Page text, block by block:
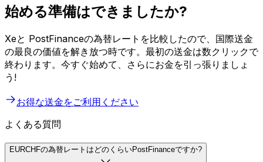
始める準備はできましたか?
Xeと PostFinanceの為替レートを比較したので、国際送金
の最良の価値を解き放つ時です。最初の送金は数クリックで
終わります。今すぐ始めて、さらにお金を引っ張りましょ
う!
お得な送金をご利用ください
よくある質問
EURCHFの為替レートはどのくらいPostFinanceですか?